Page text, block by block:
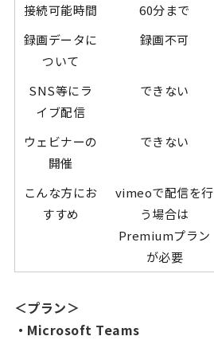
接続可能時間
60分まで
録画データに
ついて
録画不可
SNS等にラ
イブ配信
できない
ウェビナーの
開催
できない
こんな方にお
すすめ
vimeoで配信を行
う場合は
Premiumプラン
が必要
＜プラン＞
・Microsoft Teams